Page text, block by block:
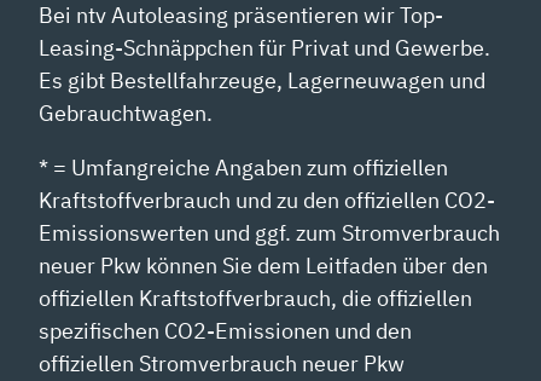
Bei ntv Autoleasing präsentieren wir Top-
Leasing-Schnäppchen für Privat und Gewerbe.
Es gibt Bestellfahrzeuge, Lagerneuwagen und
Gebrauchtwagen.
* = Umfangreiche Angaben zum offiziellen
Kraftstoffverbrauch und zu den offiziellen CO2-
Emissionswerten und ggf. zum Stromverbrauch
neuer Pkw können Sie dem Leitfaden über den
offiziellen Kraftstoffverbrauch, die offiziellen
spezifischen CO2-Emissionen und den
offiziellen Stromverbrauch neuer Pkw